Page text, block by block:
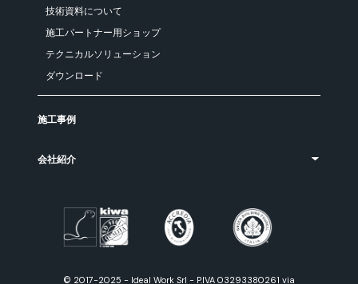
技術資料について
施工パートナー用ショップ
テクニカルソリューション
ダウンロード
施工事例
会社紹介
© 2017-2025 - Ideal Work Srl - P.IVA 03293380261 via